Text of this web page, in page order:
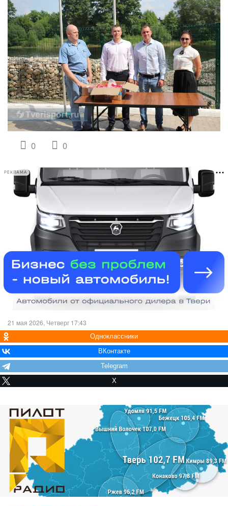
0 0
РЕКЛАМА
21 мая 2026, Четверг 17:43
Одноклассники
ВКонтакте
Telegram
X